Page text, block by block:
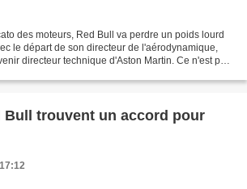
des moteurs, Red Bull va perdre un poids lourd
le départ de son directeur de l'aérodynamique,
directeur technique d'Aston Martin. Ce n'est pas
Bull trouvent un accord pour